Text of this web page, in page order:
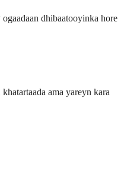
dhibaatooyinka hore
ama yareyn kara